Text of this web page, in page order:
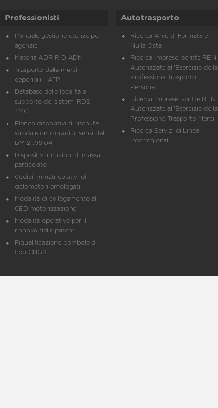
Professionisti
Manuale gestione utenze per
agenzie
Materia ADR-RID-ADN
Trasporto delle merci
deperibili - ATP
Database delle località a
supporto dei sistemi RDS
TMC
Elenco dispositivi di ritenuta
stradale omologati ai sensi del
DM 21.06.04
Dispositivi riduzioni di massa
particolato
Codici immatricolativi di
ciclomotori omologati
Modalità di collegamento al
CED motorizzazione
Modalità operative per il
rinnovo delle patenti
Riqualificazione bombole di
tipo CNG4
Autotrasporto
Ricerca Aree di Fermata e
Nulla Osta
Ricerca Imprese Iscritte REN
Autorizzate all'Esercizio della
Professione Trasporto
Persone
Ricerca Imprese iscritte REN
Autorizzate all'Esercizio della
Professione Trasporto Merci
Ricerca Servizi di Linea
Interregionali